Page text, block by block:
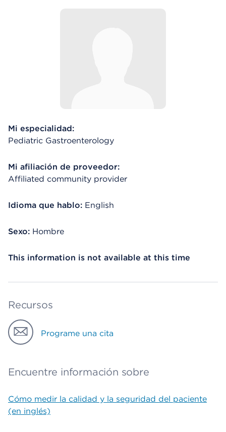
Mi especialidad:
Pediatric Gastroenterology
Mi afiliación de proveedor:
Affiliated community provider
Idioma que hablo: English
Sexo: Hombre
This information is not available at this time
Recursos
Programe una cita
Encuentre información sobre
Cómo medir la calidad y la seguridad del paciente
(en inglés)